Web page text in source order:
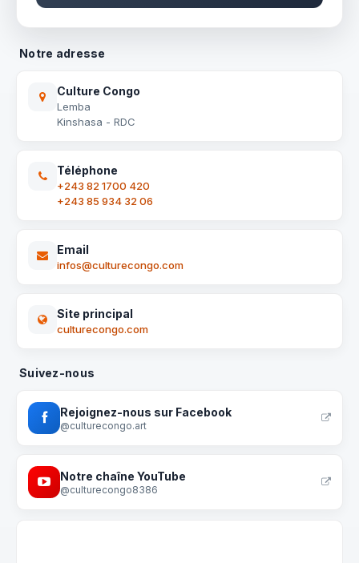
Notre adresse
Culture Congo
Lemba
Kinshasa - RDC
Téléphone
+243 82 1700 420
+243 85 934 32 06
Email
infos@culturecongo.com
Site principal
culturecongo.com
Suivez-nous
Rejoignez-nous sur Facebook
@culturecongo.art
Notre chaîne YouTube
@culturecongo8386